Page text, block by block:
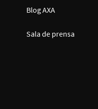
Blog AXA
Sala de prensa